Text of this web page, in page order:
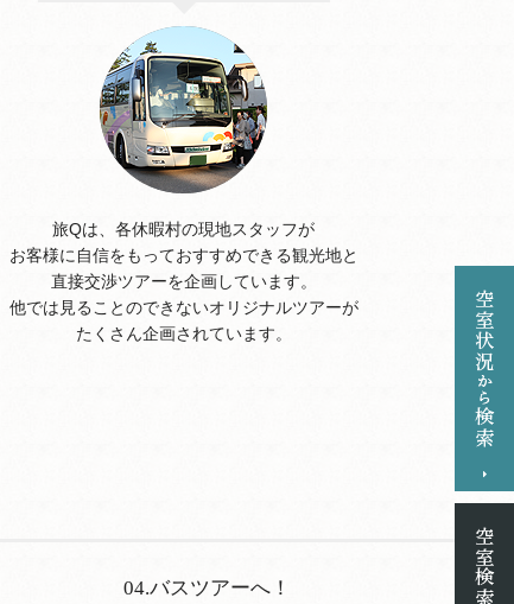
旅Qは、各休暇村の現地スタッフが
お客様に自信をもっておすすめできる観光地と
直接交渉ツアーを企画しています。
他では見ることのできないオリジナルツアーが
たくさん企画されています。
04.バスツアーへ！